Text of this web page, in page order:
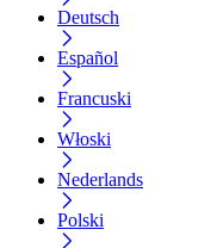
Deutsch
Español
Francuski
Włoski
Nederlands
Polski